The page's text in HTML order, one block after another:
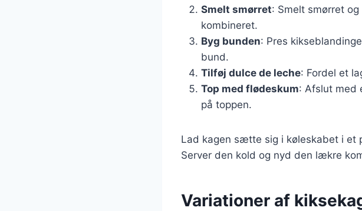
Smelt smørret: Smelt smørret
kombineret.
Byg bunden: Pres
bund.
Tilføj dulce de leche: Fordel et
Top med flødeskum: Afslut med
på toppen.
Lad kagen sætte sig i køleskabet i et
Server den kold og nyd den lækre
Variationer af